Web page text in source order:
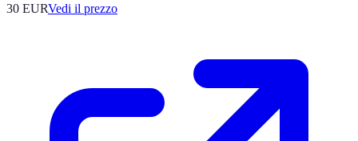
30 EURVedi il prezzo